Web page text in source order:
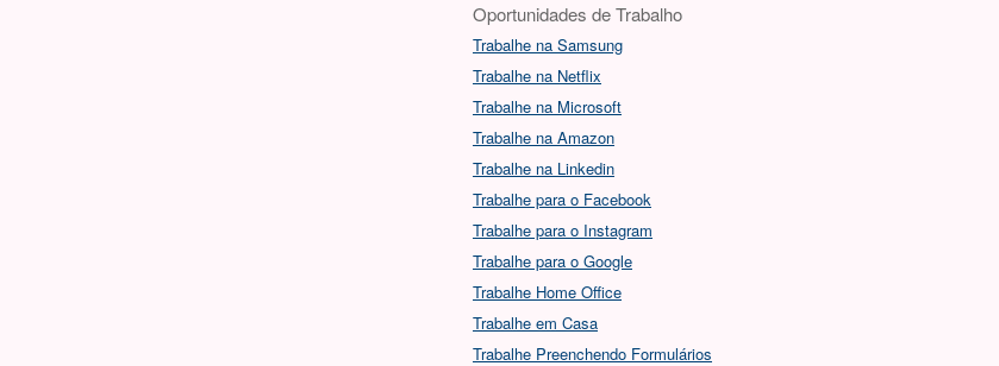
Oportunidades de Trabalho
Trabalhe na Samsung
Trabalhe na Netflix
Trabalhe na Microsoft
Trabalhe na Amazon
Trabalhe na Linkedin
Trabalhe para o Facebook
Trabalhe para o Instagram
Trabalhe para o Google
Trabalhe Home Office
Trabalhe em Casa
Trabalhe Preenchendo Formulários